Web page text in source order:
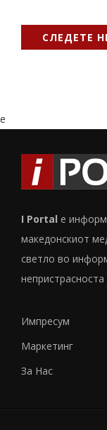
СЛЕДЕТЕ
e
I Portal е
македонскиот
светло во
Импресум
Маркетинг
За Нас